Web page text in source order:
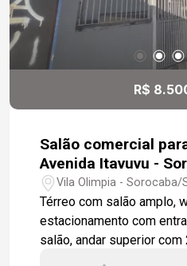
R$
Salão comercial
Avenida Itavuvu -
Vila Olimpia - Sorocaba/
Térreo com salão amplo,
estacionamento com
salão, andar superior